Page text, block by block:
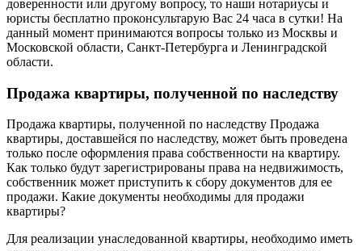
доверенности или другому вопросу, то наши нотариусы и
юристы бесплатно проконсультарую Вас 24 часа в сутки! На
данный момент принимаются вопросы только из Москвы и
Московской области, Санкт-Петербурга и Ленинградской
области.
Продажа квартиры, полученной по наследству
Продажа квартиры, полученной по наследству Продажа
квартиры, доставшейся по наследству, может быть проведена
только после оформления права собственности на квартиру.
Как только будут зарегистрированы права на недвижимость,
собственник может приступить к сбору документов для ее
продажи. Какие документы необходимы для продажи
квартиры?
Для реализации унаследованной квартиры, необходимо иметь